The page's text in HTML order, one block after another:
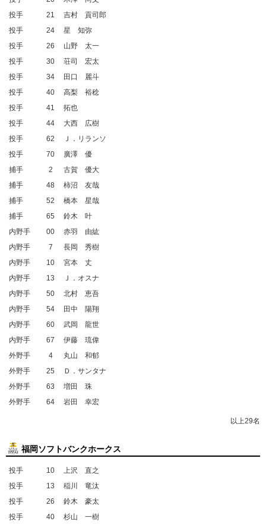
投手
21
吉村 貢司郎
投手
24
星 知弥
投手
26
山野 太一
投手
30
荘司 宏太
投手
34
田口 麗斗
投手
40
高梨 裕稔
投手
41
拓也
投手
44
大西 広樹
投手
62
Ｊ．リランソ
投手
70
廣澤 優
捕手
2
古賀 優大
捕手
48
柿沼 友哉
捕手
52
橋本 星哉
捕手
65
鈴木 叶
内野手
00
赤羽 由紘
内野手
7
長岡 秀樹
内野手
10
宮本 丈
内野手
13
Ｊ．オスナ
内野手
50
北村 恵吾
内野手
54
田中 陽翔
内野手
60
武岡 龍世
内野手
67
伊藤 琉偉
外野手
4
丸山 和郁
外野手
25
Ｄ．サンタナ
外野手
63
増田 珠
外野手
64 岩田 幸宏
以上29名
福岡ソフトバンクホークス
投手 10
上沢 直之
投手
13
稲川 竜汰
投手
26
鈴木 豪太
投手
40
杉山 一樹